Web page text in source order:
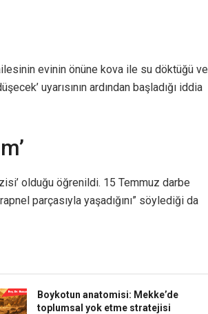
evinin önüne kova ile su döktüğü ve
uyarısının ardından başladığı iddia
olduğu öğrenildi. 15 Temmuz darbe
parçasıyla yaşadığını” söylediği da
Boykotun anatomisi: Mekke’de
toplumsal yok etme stratejisi